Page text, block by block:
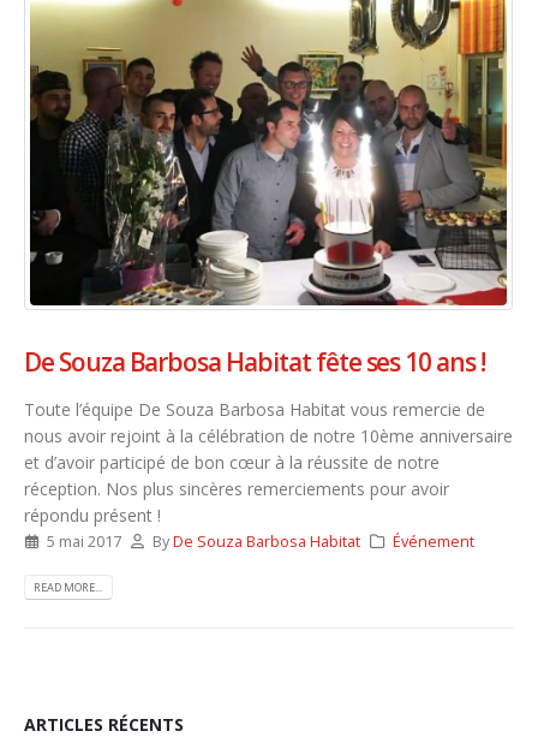
De Souza Barbosa Habitat fête ses 10 ans !
Toute l’équipe De Souza Barbosa Habitat vous remercie de
nous avoir rejoint à la célébration de notre 10ème anniversaire
et d’avoir participé de bon cœur à la réussite de notre
réception. Nos plus sincères remerciements pour avoir
répondu présent !
5 mai 2017 ByDe Souza Barbosa Habitat Événement
READ MORE...
ARTICLES RÉCENTS